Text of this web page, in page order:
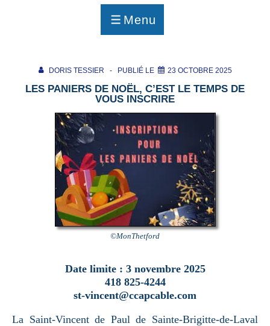
Menu
MENU
DORIS TESSIER PUBLIÉ LE 23 OCTOBRE 2025
LES PANIERS DE NOËL, C’EST LE TEMPS DE
VOUS INSCRIRE
©MonThetford
Date limite : 3 novembre 2025
418 825-4244
st-vincent@ccapcable.com
La Saint-Vincent de Paul de Sainte-Brigitte-de-Laval